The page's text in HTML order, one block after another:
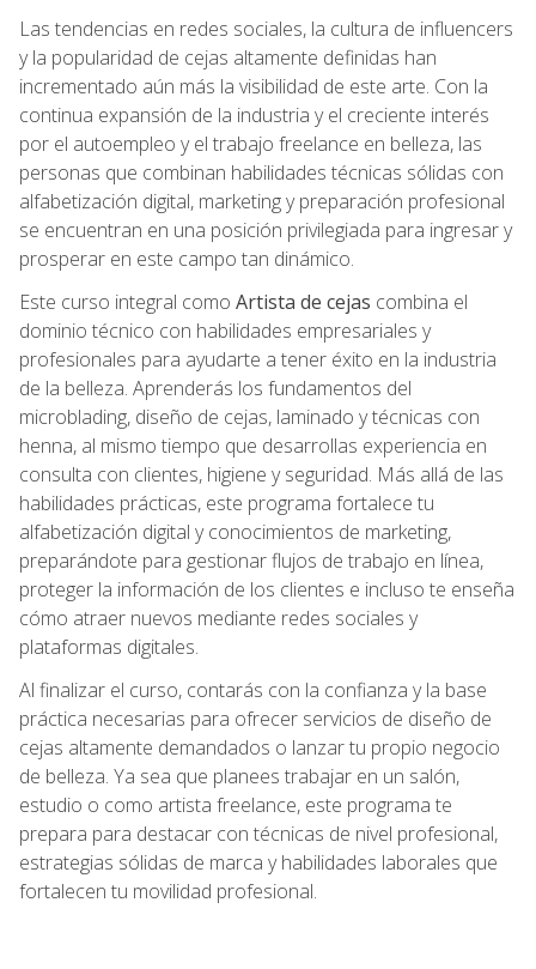
Las tendencias en redes sociales, la cultura de influencers
y la popularidad de cejas altamente definidas han
incrementado aún más la visibilidad de este arte. Con la
continua expansión de la industria y el creciente interés
por el autoempleo y el trabajo freelance en belleza, las
personas que combinan habilidades técnicas sólidas con
alfabetización digital, marketing y preparación profesional
se encuentran en una posición privilegiada para ingresar y
prosperar en este campo tan dinámico.
Este curso integral como Artista de cejas combina el
dominio técnico con habilidades empresariales y
profesionales para ayudarte a tener éxito en la industria
de la belleza. Aprenderás los fundamentos del
microblading, diseño de cejas, laminado y técnicas con
henna, al mismo tiempo que desarrollas experiencia en
consulta con clientes, higiene y seguridad. Más allá de las
habilidades prácticas, este programa fortalece tu
alfabetización digital y conocimientos de marketing,
preparándote para gestionar flujos de trabajo en línea,
proteger la información de los clientes e incluso te enseña
cómo atraer nuevos mediante redes sociales y
plataformas digitales.
Al finalizar el curso, contarás con la confianza y la base
práctica necesarias para ofrecer servicios de diseño de
cejas altamente demandados o lanzar tu propio negocio
de belleza. Ya sea que planees trabajar en un salón,
estudio o como artista freelance, este programa te
prepara para destacar con técnicas de nivel profesional,
estrategias sólidas de marca y habilidades laborales que
fortalecen tu movilidad profesional.